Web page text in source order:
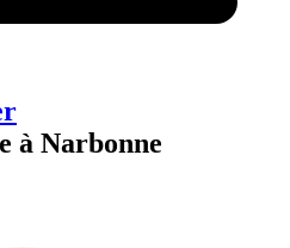
à Narbonne